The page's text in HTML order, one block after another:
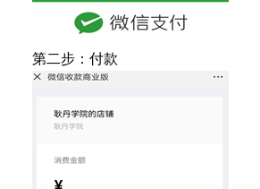
第二步：付款